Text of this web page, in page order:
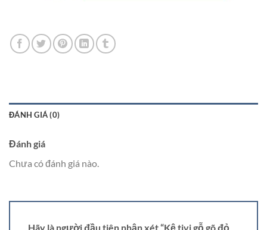
ĐÁNH GIÁ (0)
Đánh giá
Chưa có đánh giá nào.
Hãy là người đầu tiên nhận xét “Kệ tivi gỗ gõ đỏ